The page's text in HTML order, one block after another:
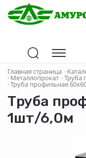
Главная страница ·
· Металлопрокат ·Труба
·Труба профильная
Труба
1шт/6,0м